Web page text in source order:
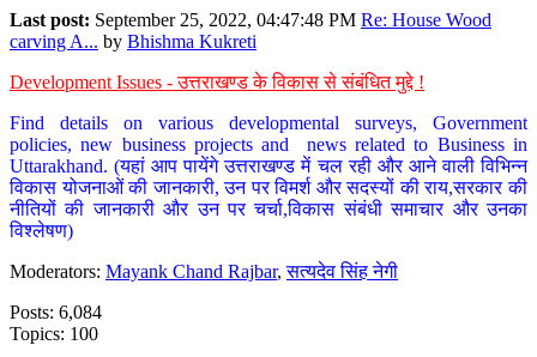
Last post: September 25, 2022, 04:47:48 PM Re: House Wood
carving A... by Bhishma Kukreti
Development Issues - उत्तराखण्ड के विकास से संबंधित मुद्दे !
Find details on various developmental surveys, Government
policies, new business projects and news related to Business in
Uttarakhand. (यहां आप पायेंगे उत्तराखण्ड में चल रही और आने वाली विभिन्न
विकास योजनाओं की जानकारी, उन पर विमर्श और सदस्यों की राय,सरकार की
नीतियों की जानकारी और उन पर चर्चा,विकास संबंधी समाचार और उनका
विश्लेषण)
Moderators: Mayank Chand Rajbar,सत्यदेव सिंह नेगी
Posts: 6,084
Topics: 100